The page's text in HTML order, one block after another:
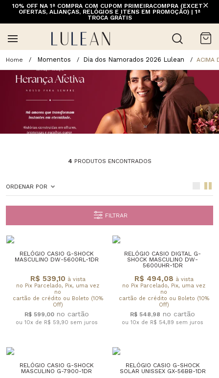
10% OFF NA 1ª COMPRA COM CUPOM PRIMEIRACOMPRA (EXCETO
OFERTAS, ALIANÇAS, RELÓGIOS E ITENS EM PROMOÇÃO) | 1ª
TROCA GRÁTIS
FRETE GRÁTIS ACIMA DE 399 PARA REGIÕES SELECIONADAS
(EXCETO LINHA HOME)
Momentos Dia dos Namorados 2026 Lulean ACIMA
4 PRODUTOS ENCONTRADOS
ORDENAR POR
FILTRAR
RELÓGIO CASIO G-SHOCK
MASCULINO DW-5600RL-1DR
R$ 539,10 à vista
no Pix Parcelado, Pix, uma vez
no
cartão de crédito ou Boleto (10%
Off)
R$ 599,00
ou 10x de R$ 59,90 sem juros
RELÓGIO CASIO DIGTAL G-
SHOCK MASCULINO DW-
5600UHR-1DR
R$ 494,08 à vista
no Pix Parcelado, Pix, uma vez
no
cartão de crédito ou Boleto (10%
Off)
R$ 548,98
ou 10x de R$ 54,89 sem juros
RELÓGIO CASIO G-SHOCK
MASCULINO G-7900-1DR
RELÓGIO CASIO G-SHOCK
SOLAR UNISSEX GX-56BB-1DR